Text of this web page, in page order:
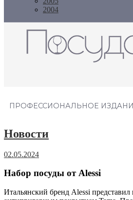
2004
ПРОФЕССИОНАЛЬНОЕ
Новости
02.05.2024
Набор посуды от Alessi
Итальянский бренд Alessi представил